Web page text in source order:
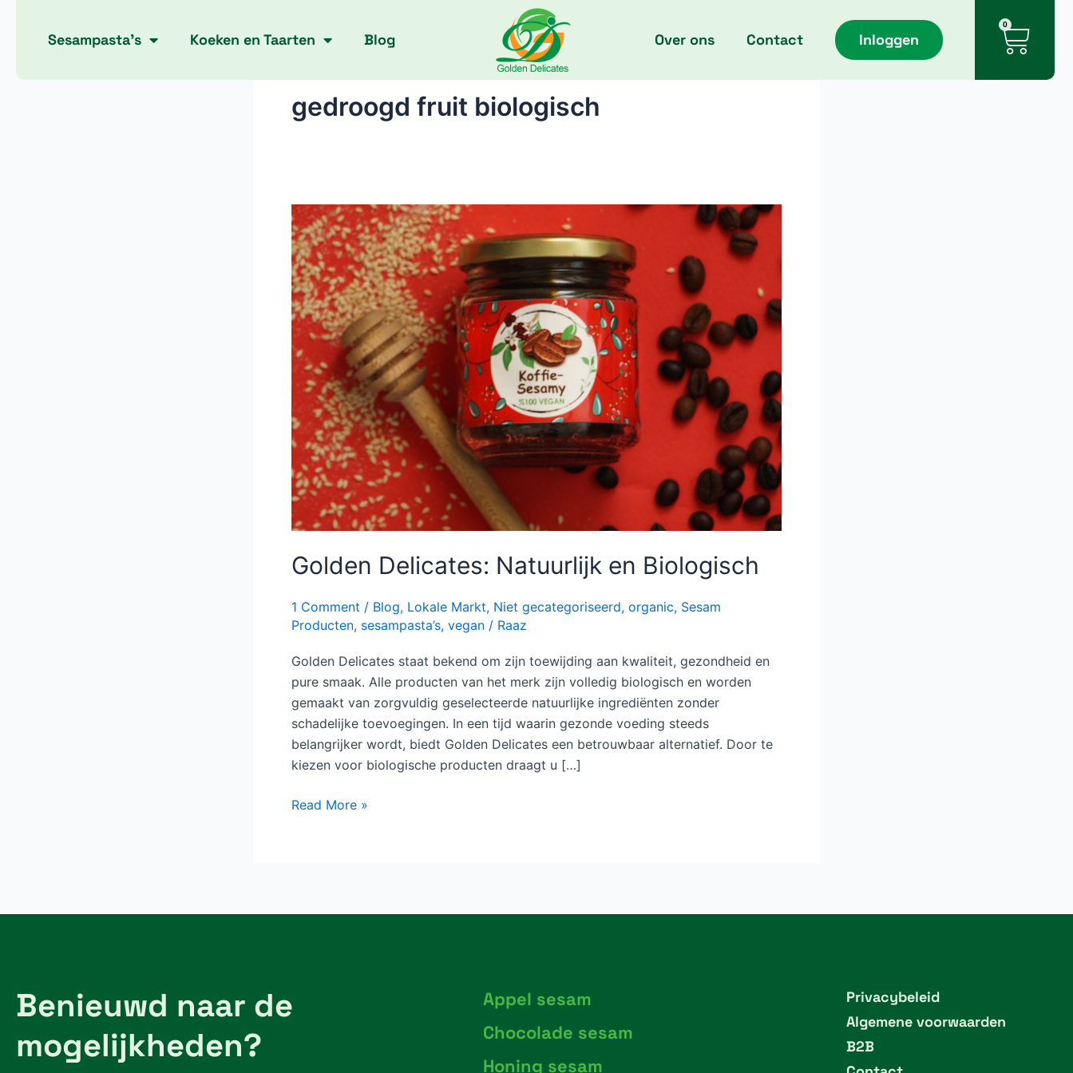
Sesampasta’s Koeken en Taarten Blog Over ons Contact Inloggen
0
Cart
gedroogd fruit biologisch
Golden Delicates: Natuurlijk en Biologisch
1 Comment / Blog, Lokale Markt, Niet gecategoriseerd, organic, Sesam
Producten, sesampasta’s, vegan / Raaz
Golden Delicates staat bekend om zijn toewijding aan kwaliteit, gezondheid en
pure smaak. Alle producten van het merk zijn volledig biologisch en worden
gemaakt van zorgvuldig geselecteerde natuurlijke ingrediënten zonder
schadelijke toevoegingen. In een tijd waarin gezonde voeding steeds
belangrijker wordt, biedt Golden Delicates een betrouwbaar alternatief. Door te
kiezen voor biologische producten draagt u […]
Golden
Delicates:
Natuurlijk
en
Biologisch
Read More »
Benieuwd naar de
mogelijkheden?
Appel sesam
Chocolade sesam
Honing sesam
Privacybeleid
Algemene voorwaarden
B2B